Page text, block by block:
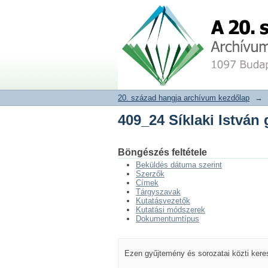
409_24 Síklaki István
20. század hangja archívum
20. század hangja archívum kezdőlap →
409_24 Síklaki István
Böngészés feltétele
Beküldés dátuma szerint
Szerzők
Címek
Tárgyszavak
Kutatásvezetők
Kutatási módszerek
Dokumentumtípus
Ezen gyűjtemény és sorozatai közti